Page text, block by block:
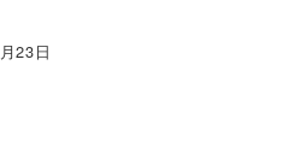
23日